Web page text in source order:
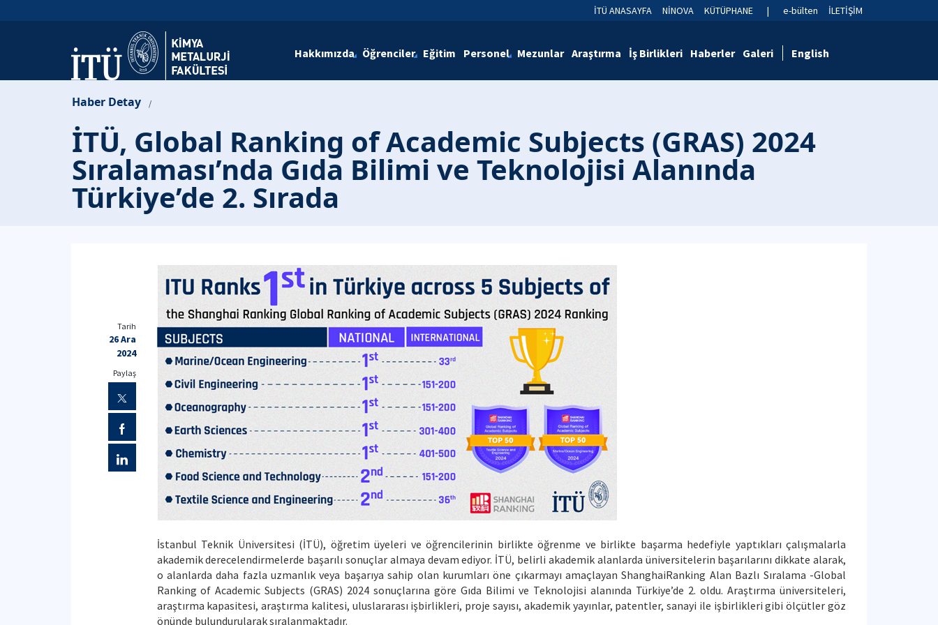
İTÜ ANASAYFA NİNOVA KÜTÜPHANE | e-bülten İLETİŞİM
Hakkımızda Öğrenciler Eğitim Personel Mezunlar Araştırma İş Birlikleri Haberler Galeri English
Haber Detay /
İTÜ, Global Ranking of Academic Subjects (GRAS) 2024
Sıralaması’nda Gıda Bilimi ve Teknolojisi Alanında
Türkiye’de 2. Sırada
İstanbul Teknik Üniversitesi (İTÜ), öğretim üyeleri ve öğrencilerinin birlikte öğrenme ve birlikte başarma hedefiyle yaptıkları çalışmalarla
akademik derecelendirmelerde başarılı sonuçlar almaya devam ediyor. İTÜ, belirli akademik alanlarda üniversitelerin başarılarını dikkate alarak,
o alanlarda daha fazla uzmanlık veya başarıya sahip olan kurumları öne çıkarmayı amaçlayan ShanghaiRanking Alan Bazlı Sıralama -Global
Ranking of Academic Subjects (GRAS) 2024 sonuçlarına göre Gıda Bilimi ve Teknolojisi alanında Türkiye’de 2. oldu. Araştırma üniversiteleri,
araştırma kapasitesi, araştırma kalitesi, uluslararası işbirlikleri, proje sayısı, akademik yayınlar, patentler, sanayi ile işbirlikleri gibi ölçütler göz
önünde bulundurularak sıralanmaktadır.
Tarih
26 Ara
2024
Paylaş